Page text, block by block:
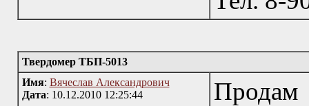
Твердомер ТБП-5013
Имя: Вячеслав Александрович
Дата: 10.12.2010 12:25:44